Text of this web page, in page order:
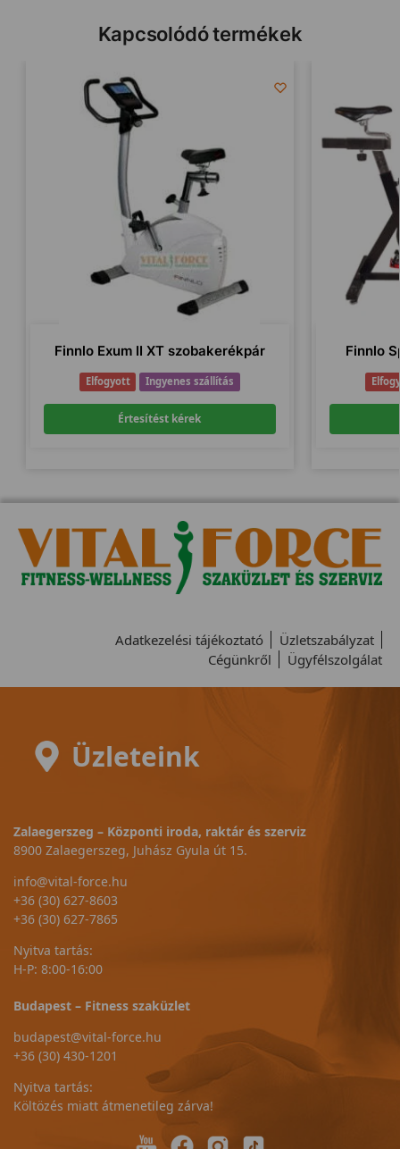
Kapcsolódó termékek
Finnlo Exum II XT szobakerékpár
Elfogyott Ingyenes szállítás
Értesítést kérek
Finnlo
Adatkezelési tájékoztató
Üzletszabályzat
Cégünkről
Ügyfélszolgálat
Üzleteink
Zalaegerszeg – Központi iroda, raktár és szerviz
8900 Zalaegerszeg, Juhász Gyula út 15.
info@vital-force.hu
+36 (30) 627-8603
+36 (30) 627-7865
Nyitva tartás:
H-P: 8:00-16:00
Budapest – Fitness szaküzlet
budapest@vital-force.hu
+36 (30) 430-1201
Nyitva tartás:
Költözés miatt átmenetileg zárva!